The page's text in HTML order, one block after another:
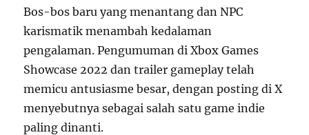
Bos-bos baru yang menantang dan NPC
karismatik menambah kedalaman
pengalaman. Pengumuman di Xbox Games
Showcase 2022 dan trailer gameplay telah
memicu antusiasme besar, dengan posting di X
menyebutnya sebagai salah satu game indie
paling dinanti.